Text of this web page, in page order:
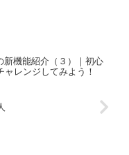
新機能紹介（３）｜初心
ャレンジしてみよう！